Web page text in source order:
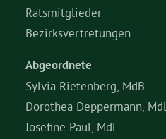
Ratsmitglieder
Bezirksvertretungen
Abgeordnete
Sylvia Rietenberg, MdB
Dorothea Deppermann, MdL
Josefine Paul, MdL